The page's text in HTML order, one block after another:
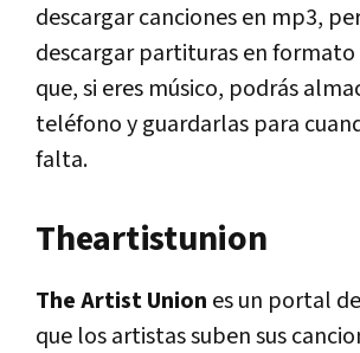
descargar canciones en mp3,
descargar partituras en formato
que, si eres músico, podrás
teléfono y guardarlas para
falta.
Theartistunion
The Artist Union es un portal
que los artistas suben sus